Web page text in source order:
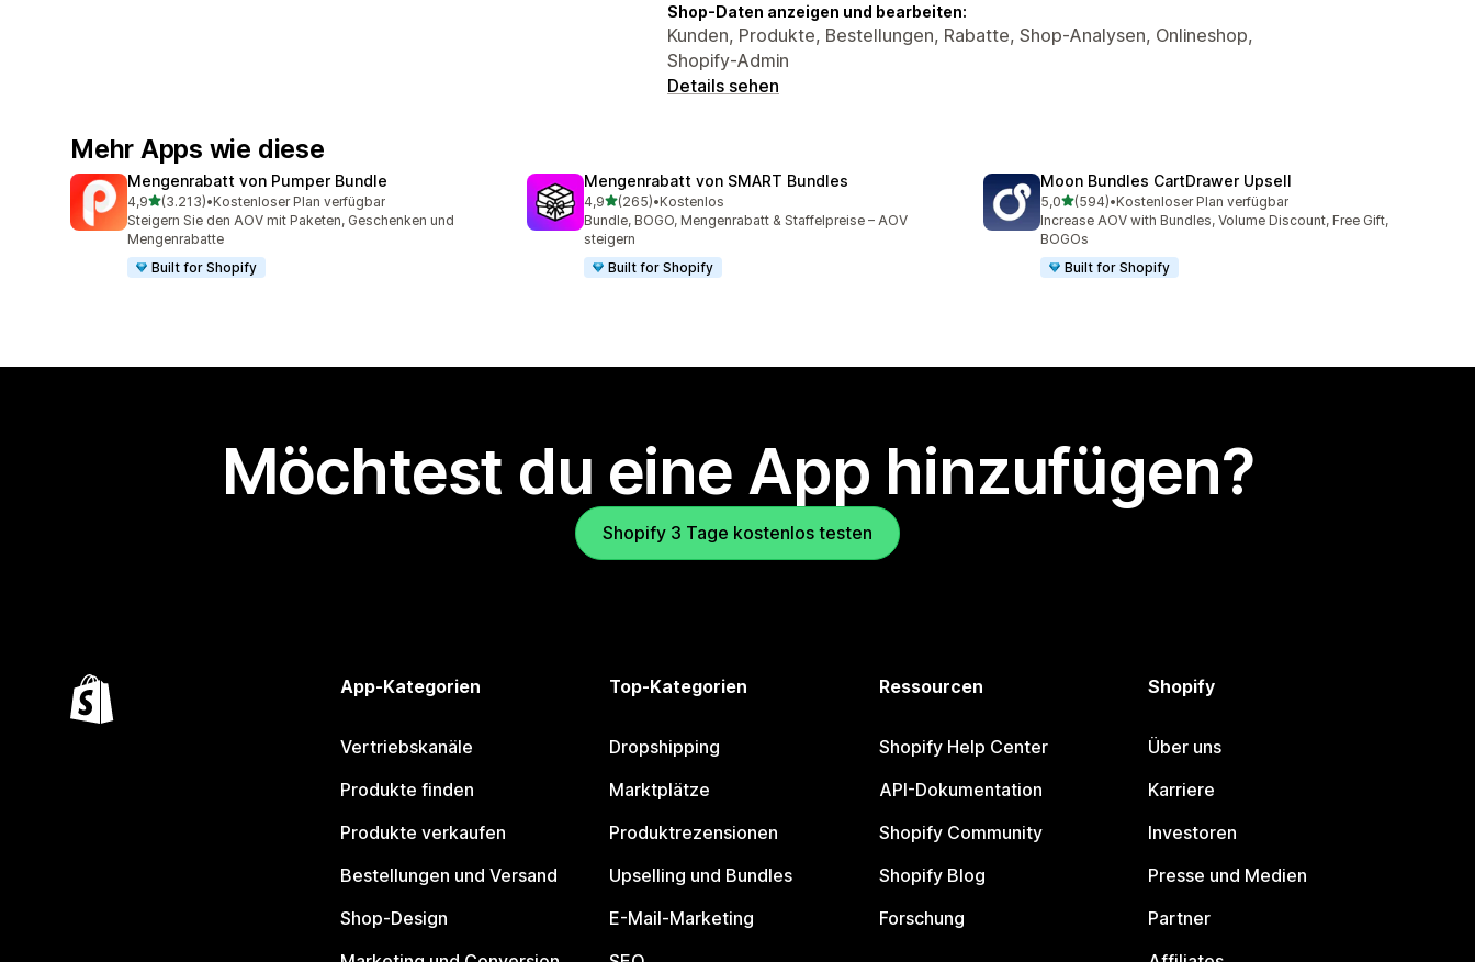
Shop-Daten anzeigen und bearbeiten:
Kunden, Produkte, Bestellungen, Rabatte, Shop-Analysen, Onlineshop,
Shopify-Admin
Details sehen
Mehr Apps wie diese
Mengenrabatt von Pumper Bundle
4,9von 5 Sternen
(3.213)
3213 Rezensionen insgesamt
•Kostenloser Plan verfügbar
Steigern Sie den AOV mit Paketen, Geschenken und
Mengenrabatte
Built for Shopify
Mengenrabatt von SMART Bundles
4,9von 5 Sternen
(265)
265 Rezensionen insgesamt
•Kostenlos
Bundle, BOGO, Mengenrabatt & Staffelpreise – AOV
steigern
Built for Shopify
Moon Bundles CartDrawer Upsell
5,0von 5 Sternen
(594)
594 Rezensionen insgesamt
•Kostenloser Plan verfügbar
Increase AOV with Bundles, Volume Discount, Free Gift,
BOGOs
Built for Shopify
Möchtest du eine App hinzufügen?
Shopify 3 Tage kostenlos testen
App-Kategorien
Vertriebskanäle
Produkte finden
Produkte verkaufen
Bestellungen und Versand
Shop-Design
Top-Kategorien
Dropshipping
Marktplätze
Produktrezensionen
Upselling und Bundles
E-Mail-Marketing
Ressourcen
Shopify Help Center
API-Dokumentation
Shopify Community
Shopify Blog
Forschung
Shopify
Über uns
Karriere
Investoren
Presse und Medien
Partner